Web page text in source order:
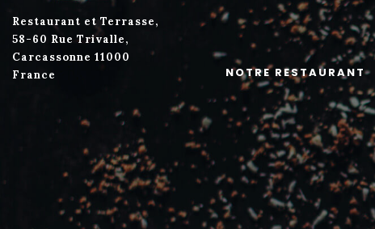
Restaurant et Terrasse,
58-60 Rue Trivalle,
Carcassonne 11000
France
NOTRE RESTAURANT